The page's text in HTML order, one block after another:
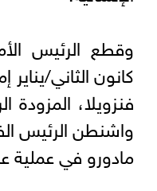
وقطع الرئيس
كانون الثاني/
فنزويلا، المزودة
واشنطن الرئيس
مادورو في عملية